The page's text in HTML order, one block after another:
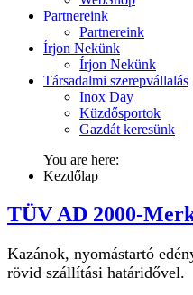
Partnereink
Partnereink
Írjon Nekünk
Írjon Nekünk
Társadalmi szerepvállalás
Inox Day
Küzdősportok
Gazdát keresünk
You are here:
Kezdőlap
TÜV AD 2000-
Kazánok, nyomástartó
rövid szállítási határidővel.